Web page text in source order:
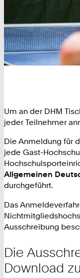
Um an der DHM
jeder Teilnehmer
Die Anmeldung für
jede Gast-
Allgemeinen
durchgeführt.
Das
Ausschreibung
Die
Download